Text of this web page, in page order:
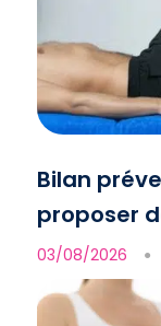
Bilan
proposer
03/08/2026 ●